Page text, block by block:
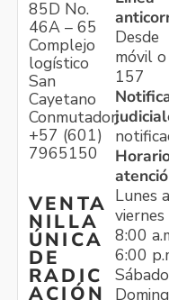
85D No.
46A – 65
Complejo
logístico
San
Cayetano
Conmutador:
+57 (601)
7965150
VENTA
NILLA
ÚNICA
DE
RADIC
ACIÓN
Desde
móvil
157
Lunes a
viernes
8:00
6:00